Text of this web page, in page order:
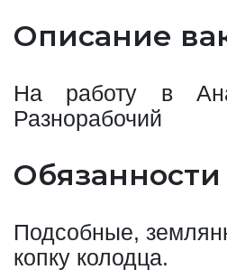
Описание
На работу в
Разнорабочий
Обязанности
Подсобные,
копку колодца.